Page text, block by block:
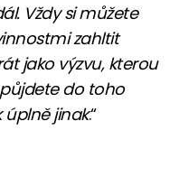
Vždy si můžete
zahltit
jako výzvu, kterou
do toho
úplně jinak.“